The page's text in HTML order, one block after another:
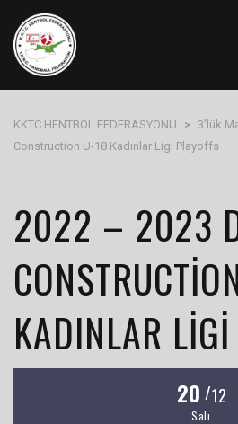
KKTC HENTBOL FEDERASYONU > 3'lük
Construction U-18 Kadınlar Ligi Playoffs
2022 – 2023
KADINLAR
20 /12
Salı